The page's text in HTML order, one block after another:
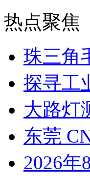
热点聚焦
珠三角
探寻工
大路灯
东莞
2026年